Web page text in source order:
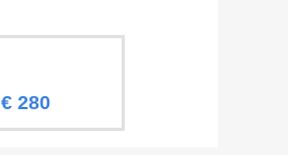
€ 280